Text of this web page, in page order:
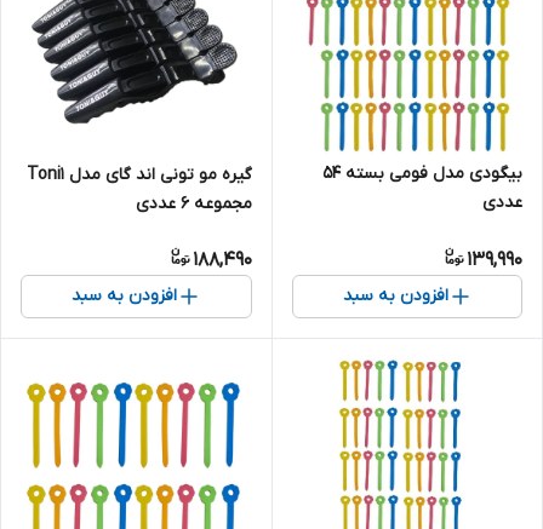
بیگودی مدل فومی بسته 54
عددی
139,990
افزودن به سبد
گیره مو تونی اند گای مدل Toni1
مجموعه 6 عددی
188,490
افزودن به سبد